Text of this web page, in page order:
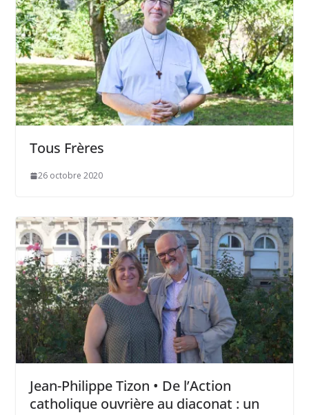
Tous Frères
26 octobre 2020
Jean-Philippe Tizon • De l’Action
catholique ouvrière au diaconat : un